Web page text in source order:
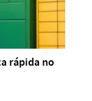
rápida no